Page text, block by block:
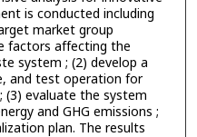
is conducted including
market group
factors affecting the
system ; (2) develop a
and test operation for
(3) evaluate the system
and GHG emissions ;
plan. The results